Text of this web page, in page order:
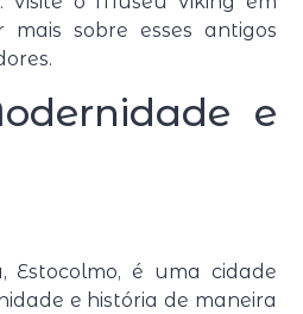
sobre esses antigos
e
Estocolmo, é uma cidade
e história de maneira